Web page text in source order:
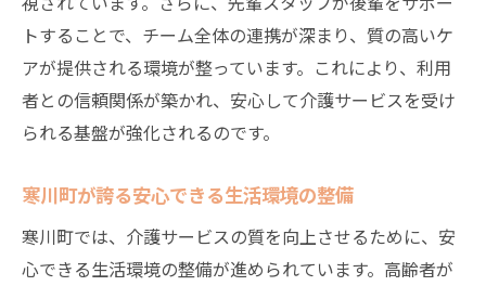
トすることで、チーム全体の連携が深まり、質の高いケ
アが提供される環境が整っています。これにより、利用
者との信頼関係が築かれ、安心して介護サービスを受け
られる基盤が強化されるのです。
寒川町が誇る安心できる生活環境の整備
寒川町では、介護サービスの質を向上させるために、安
心できる生活環境の整備が進められています。高齢者が